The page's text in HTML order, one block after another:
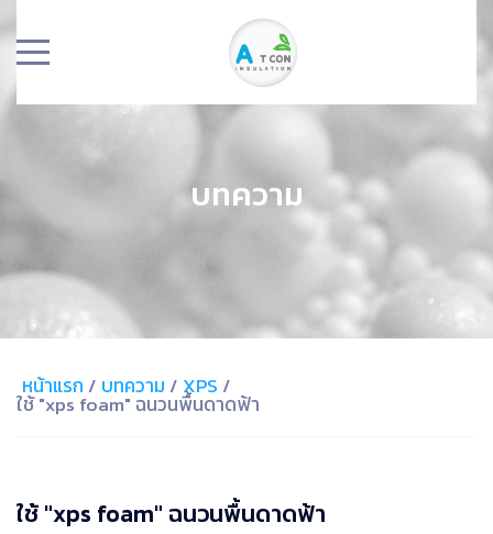
บทความ
หน้าแรก / บทความ / XPS /
ใช้ "xps foam" ฉนวนพื้นดาดฟ้า
ใช้ "xps foam" ฉนวนพื้นดาดฟ้า